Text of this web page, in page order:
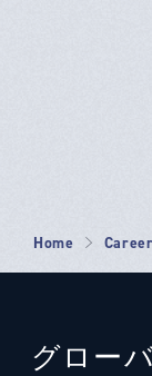
Home
グロー